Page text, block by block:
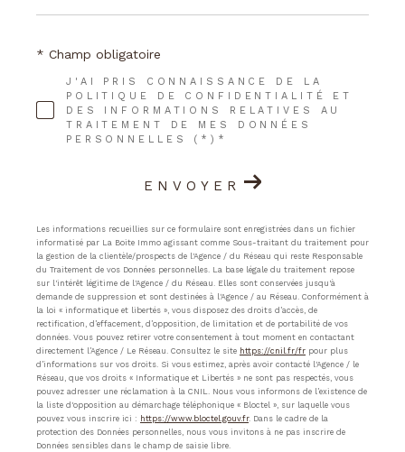
J'AI PRIS CONNAISSANCE DE LA
POLITIQUE DE CONFIDENTIALITÉ ET
DES INFORMATIONS RELATIVES AU
TRAITEMENT DE MES DONNÉES
PERSONNELLES (*)*
* Champ obligatoire
ENVOYER
Les informations recueillies sur ce formulaire sont enregistrées dans un fichier
informatisé par La Boite Immo agissant comme Sous-traitant du traitement pour
la gestion de la clientèle/prospects de l'Agence / du Réseau qui reste Responsable
du Traitement de vos Données personnelles. La base légale du traitement repose
sur l'intérêt légitime de l'Agence / du Réseau. Elles sont conservées jusqu'à
demande de suppression et sont destinées à l'Agence / au Réseau. Conformément à
la loi « informatique et libertés », vous disposez des droits d’accès, de
rectification, d’effacement, d’opposition, de limitation et de portabilité de vos
données. Vous pouvez retirer votre consentement à tout moment en contactant
directement l’Agence / Le Réseau. Consultez le site https://cnil.fr/fr pour plus
d’informations sur vos droits. Si vous estimez, après avoir contacté l'Agence / le
Réseau, que vos droits « Informatique et Libertés » ne sont pas respectés, vous
pouvez adresser une réclamation à la CNIL. Nous vous informons de l’existence de
la liste d'opposition au démarchage téléphonique « Bloctel », sur laquelle vous
pouvez vous inscrire ici : https://www.bloctel.gouv.fr. Dans le cadre de la
protection des Données personnelles, nous vous invitons à ne pas inscrire de
Données sensibles dans le champ de saisie libre.